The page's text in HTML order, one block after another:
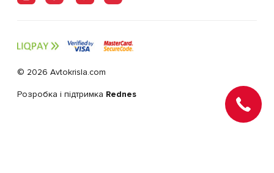
© 2026 Avtokrisla.com
Розробка і підтримка Rednes